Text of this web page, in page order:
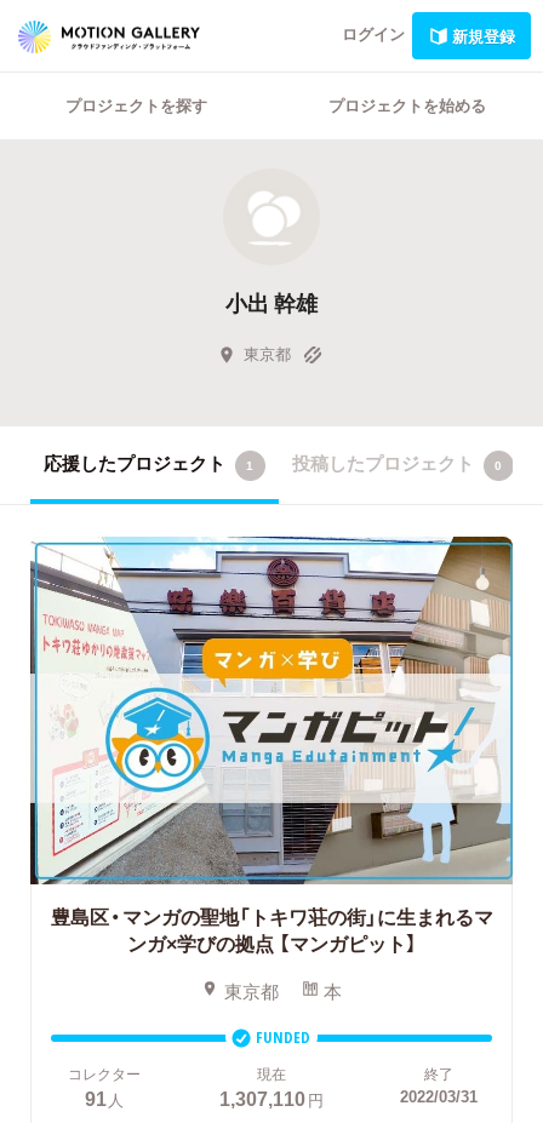
ログイン 新規登録
プロジェクトを探す プロジェクトを始める
小出 幹雄
東京都
応援したプロジェクト 1 投稿したプロジェクト 0
豊島区・マンガの聖地「トキワ荘の街」に生まれるマ
ンガ×学びの拠点 【マンガピット】
東京都 本
FUNDED
コレクター
91 人
現在
1,307,110円
終了
2022/03/31